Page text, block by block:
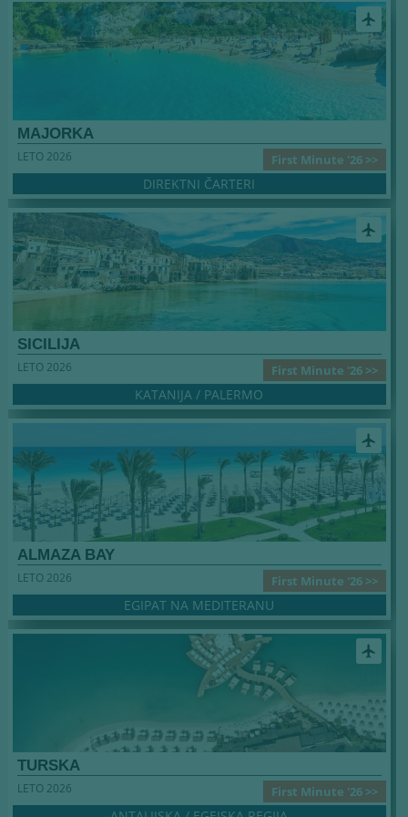
airplanemode_active
MAJORKA
First Minute '26 >>
LETO 2026
DIREKTNI ČARTERI
airplanemode_active
SICILIJA
First Minute '26 >>
LETO 2026
KATANIJA / PALERMO
airplanemode_active
ALMAZA BAY
First Minute '26 >>
LETO 2026
EGIPAT NA MEDITERANU
airplanemode_active
TURSKA
First Minute '26 >>
LETO 2026